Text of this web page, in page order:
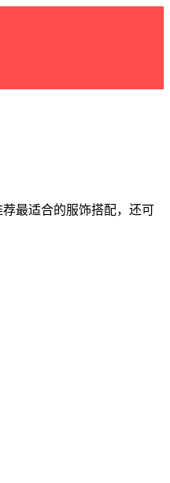
最适合的服饰搭配，还可